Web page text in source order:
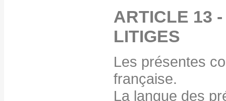
ARTICLE 13
LITIGES
Les présentes
française.
La langue des